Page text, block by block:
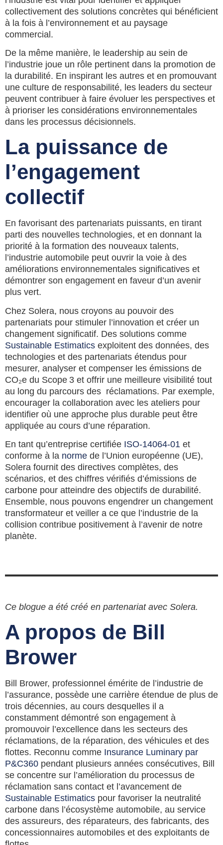
collectivement des solutions concrètes qui bénéficient
à la fois à l’environnement et au paysage
commercial.
De la même manière, le leadership au sein de
l’industrie joue un rôle pertinent dans la promotion de
la durabilité. En inspirant les autres et en promouvant
une culture de responsabilité, les leaders du secteur
peuvent contribuer à faire évoluer les perspectives et
à prioriser les considérations environnementales
dans les processus décisionnels.
La puissance de
l’engagement
collectif
En favorisant des partenariats puissants, en tirant
parti des nouvelles technologies, et en donnant la
priorité à la formation des nouveaux talents,
l’industrie automobile peut ouvrir la voie à des
améliorations environnementales significatives et
démontrer son engagement en faveur d’un avenir
plus vert.
Chez Solera, nous croyons au pouvoir des
partenariats pour stimuler l’innovation et créer un
changement significatif. Des solutions comme
Sustainable Estimatics exploitent des données, des
technologies et des partenariats étendus pour
mesurer, analyser et compenser les émissions de
CO₂e du Scope 3 et offrir une meilleure visibilité tout
au long du parcours des réclamations. Par exemple,
encourager la collaboration avec les ateliers pour
identifier où une approche plus durable peut être
appliquée au cours d’une réparation.
En tant qu’entreprise certifiée ISO‑14064‑01 et
conforme à la norme de l’Union européenne (UE),
Solera fournit des directives complètes, des
scénarios, et des chiffres vérifiés d’émissions de
carbone pour atteindre des objectifs de durabilité.
Ensemble, nous pouvons engendrer un changement
transformateur et veiller a ce que l’industrie de la
collision contribue positivement à l’avenir de notre
planète.
Ce blogue a été créé en partenariat avec Solera.
A propos de Bill
Brower
Bill Brower, professionnel émérite de l’industrie de
l’assurance, possède une carrière étendue de plus de
trois décennies, au cours desquelles il a
constamment démontré son engagement à
promouvoir l’excellence dans les secteurs des
réclamations, de la réparation, des véhicules et des
flottes. Reconnu comme Insurance Luminary par
P&C360 pendant plusieurs années consécutives, Bill
se concentre sur l’amélioration du processus de
réclamation sans contact et l’avancement de
Sustainable Estimatics pour favoriser la neutralité
carbone dans l’écosystème automobile, au service
des assureurs, des réparateurs, des fabricants, des
concessionnaires automobiles et des exploitants de